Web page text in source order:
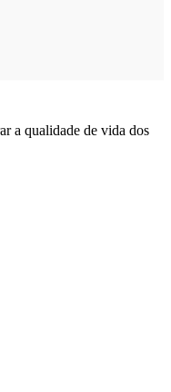
a qualidade de vida dos